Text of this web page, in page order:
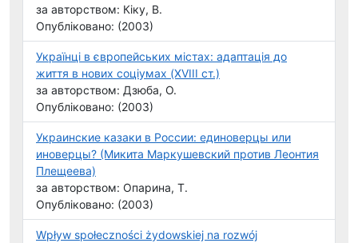
за авторством: Кіку, В.
Опубліковано: (2003)
Українці в європейських містах: адаптація до
життя в нових соціумах (XVIII ст.)
за авторством: Дзюба, О.
Опубліковано: (2003)
Украинские казаки в России: единоверцы или
иноверцы? (Микита Маркушевский против Леонтия
Плещеева)
за авторством: Опарина, Т.
Опубліковано: (2003)
Wpływ społeczności żydowskiej na rozwój